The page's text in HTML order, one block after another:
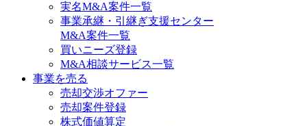
実名M&A案件一覧
事業承継・引継ぎ支援センター
M&A案件一覧
買いニーズ登録
M&A相談サービス一覧
事業を売る
売却交渉オファー
売却案件登録
株式価値算定